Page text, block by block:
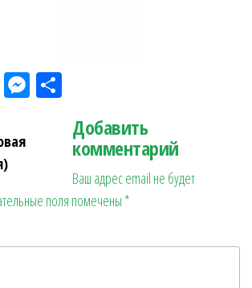
Te M
r
ра
в
ит
ь
по записям
Добавить
комментарий
Ваш адрес email не будет
поля помечены *